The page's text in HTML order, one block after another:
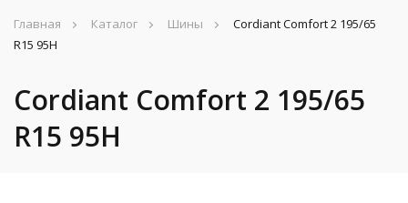
Главная Каталог Шины
Cordiant Comfort 2 195/65
R15 95H
Cordiant Comfort 2 195/65
R15 95H